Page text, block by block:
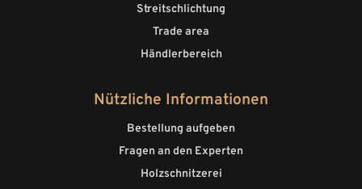
Streitschlichtung
Trade area
Händlerbereich
Nützliche Informationen
Bestellung aufgeben
Fragen an den Experten
Holzschnitzerei